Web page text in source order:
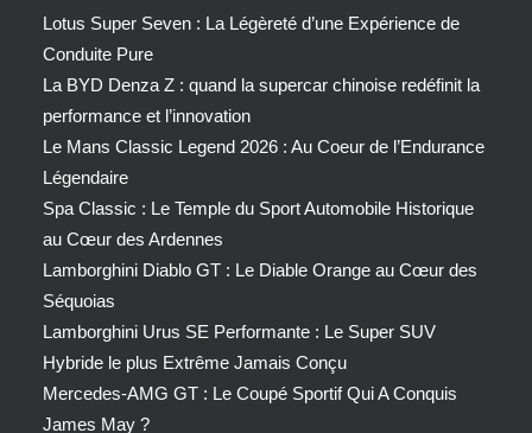
Lotus Super Seven : La Légèreté d’une Expérience de
Conduite Pure
La BYD Denza Z : quand la supercar chinoise redéfinit la
performance et l’innovation
Le Mans Classic Legend 2026 : Au Coeur de l’Endurance
Légendaire
Spa Classic : Le Temple du Sport Automobile Historique
au Cœur des Ardennes
Lamborghini Diablo GT : Le Diable Orange au Cœur des
Séquoias
Lamborghini Urus SE Performante : Le Super SUV
Hybride le plus Extrême Jamais Conçu
Mercedes-AMG GT : Le Coupé Sportif Qui A Conquis
James May ?